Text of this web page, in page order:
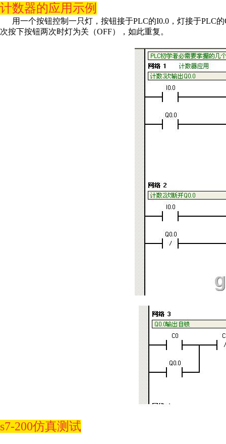
计数器的应用示例
用一个按钮控制一只灯，按钮接于PLC的I0.0，灯接于PLC
次按下按钮两次时灯为关（OFF），如此重复。
s7-200仿真测试